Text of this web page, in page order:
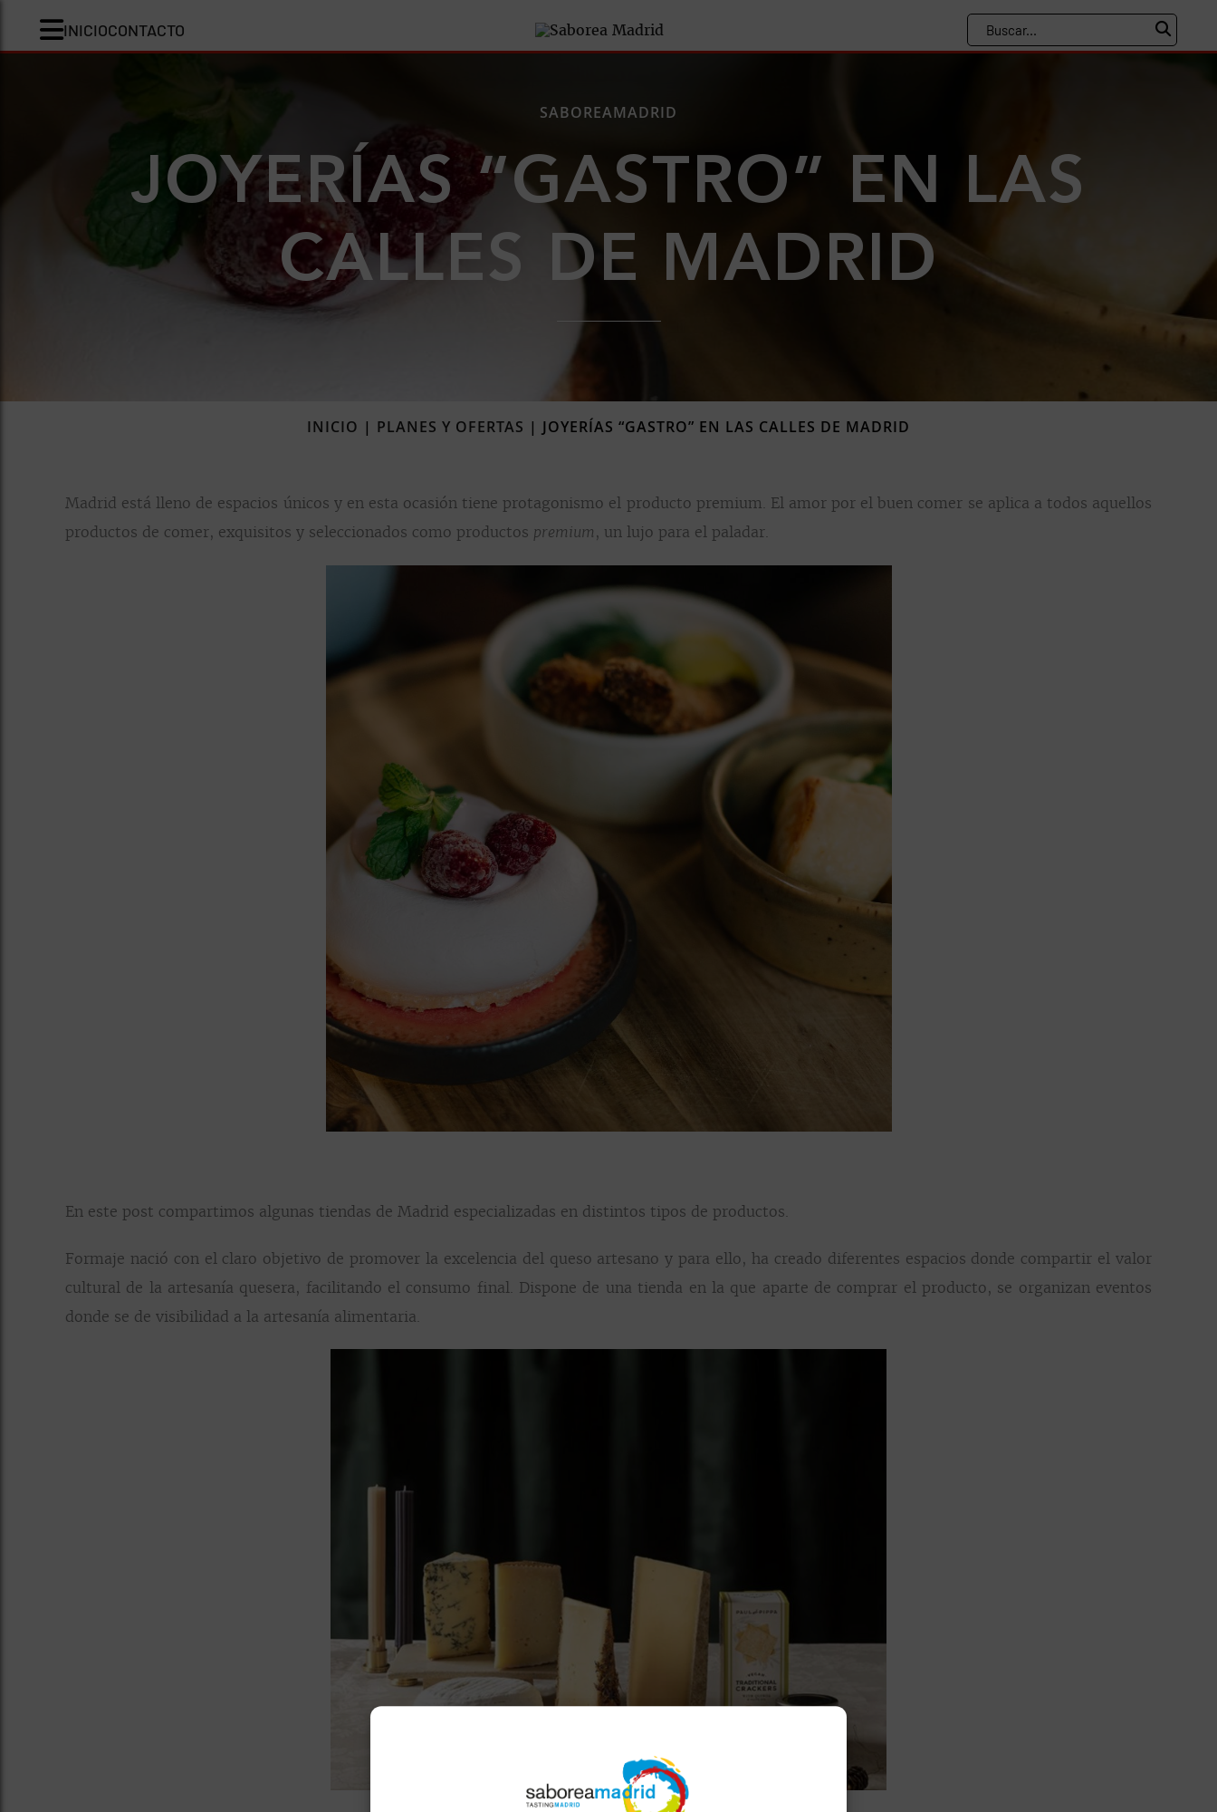
INICIOCONTACTO
SABOREAMADRID
JOYERÍAS “GASTRO” EN LAS
CALLES DE MADRID
INICIO | PLANES Y OFERTAS | JOYERÍAS “GASTRO” EN LAS CALLES DE MADRID
Madrid está lleno de espacios únicos y en esta ocasión tiene protagonismo el producto premium. El amor por el buen comer se aplica a todos aquellos
productos de comer, exquisitos y seleccionados como productos premium, un lujo para el paladar.
En este post compartimos algunas tiendas de Madrid especializadas en distintos tipos de productos.
Formaje nació con el claro objetivo de promover la excelencia del queso artesano y para ello, ha creado diferentes espacios donde compartir el valor
cultural de la artesanía quesera, facilitando el consumo final. Dispone de una tienda en la que aparte de comprar el producto, se organizan eventos
donde se de visibilidad a la artesanía alimentaria.